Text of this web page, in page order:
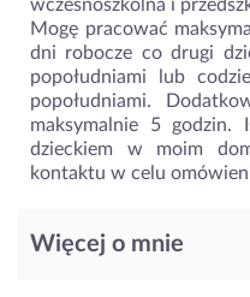
wczesnoszkolna i
Mogę pracować
dni robocze co drugi
popołudniami lub
popołudniami.
maksymalnie 5 godzin.
dzieckiem w moim
kontaktu w celu
Więcej o mnie